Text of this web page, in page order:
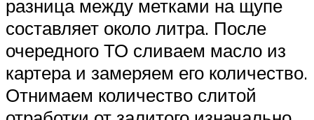
разница между метками на щупе
составляет около литра. После
очередного ТО сливаем масло из
картера и замеряем его количество.
Отнимаем количество слитой